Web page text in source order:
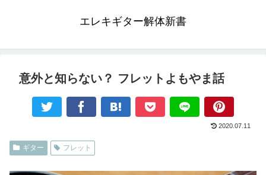
エレキギター解体新書
意外と知らない？ フレットよもやま話
2020.07.11
ギター フレット